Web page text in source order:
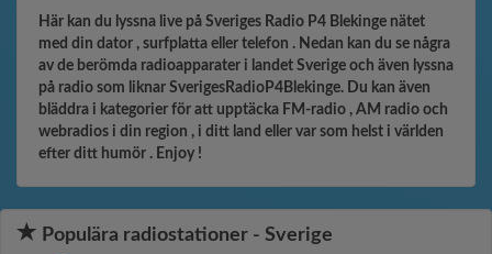
Här kan du lyssna live på Sveriges Radio P4 Blekinge nätet
med din dator , surfplatta eller telefon . Nedan kan du se några
av de berömda radioapparater i landet Sverige och även lyssna
på radio som liknar SverigesRadioP4Blekinge. Du kan även
bläddra i kategorier för att upptäcka FM-radio , AM radio och
webradios i din region , i ditt land eller var som helst i världen
efter ditt humör . Enjoy !
Populära radiostationer - Sverige